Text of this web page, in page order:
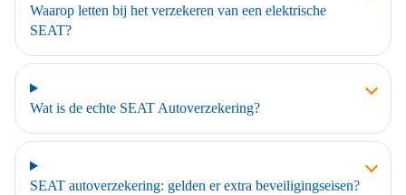
Waarop letten bij het verzekeren van een elektrische
SEAT?
Wat is de echte SEAT Autoverzekering?
SEAT autoverzekering: gelden er extra beveiligingseisen?